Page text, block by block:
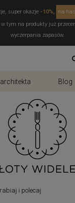
super okazje -10%,
na
tym na produkty już
wyczerpania zapasów.
architekta Blog
i polecaj